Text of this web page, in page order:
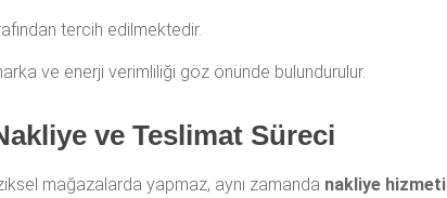
tercih edilmektedir.
ve enerji verimliliği göz önünde bulundurulur.
ve Teslimat Süreci
mağazalarda yapmaz, aynı zamanda nakliye hizmeti